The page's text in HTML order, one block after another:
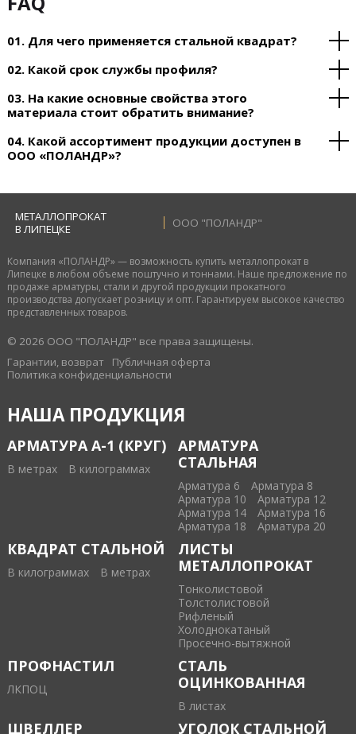
01. Для чего применяется стальной квадрат?
02. Какой срок службы профиля?
03. На какие основные свойства этого
материала стоит обратить внимание?
04. Какой ассортимент продукции доступен в
ООО «ПОЛАНДР»?
МЕТАЛЛОПРОКАТ
В ЛИПЕЦКЕ
ООО "ПОЛАНДР"
Компания «ПОЛАНДР» — возможность купить металлопрокат в
Липецке в любом объеме поштучно и тоннами. Наше предложение по
продаже арматуры, стали и другой продукции прокатного
производства допускает розницу и опт. Гарантируем высокое качество
представленных товаров.
© 2026 ООО "ПОЛАНДР" все права защищены.
Гарантии, возврат
Публичная оферта
Политика конфиденциальности
НАША ПРОДУКЦИЯ
АРМАТУРА А-1 (КРУГ)
В метрах В килограммах
АРМАТУРА
СТАЛЬНАЯ
Арматура 6
Арматура 8
Арматура 10
Арматура 12
Арматура 14
Арматура 16
Арматура 18
Арматура 20
КВАДРАТ СТАЛЬНОЙ
В килограммах В метрах
ЛИСТЫ
МЕТАЛЛОПРОКАТ
Тонколистовой
Толстолистовой
Рифленый
Холоднокатаный
Проcечно-вытяжной
ПРОФНАСТИЛ
ЛКПОЦ
СТАЛЬ
ОЦИНКОВАННАЯ
В листах
ШВЕЛЛЕР УГОЛОК СТАЛЬНОЙ